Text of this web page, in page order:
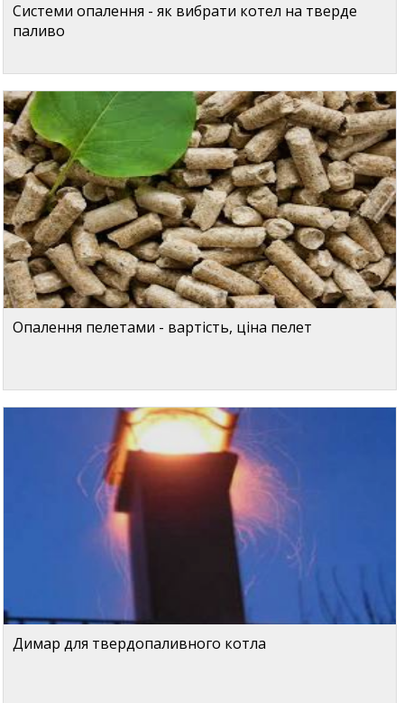
Системи опалення - як вибрати котел на тверде
паливо
Опалення пелетами - вартість, ціна пелет
Димар для твердопаливного котла